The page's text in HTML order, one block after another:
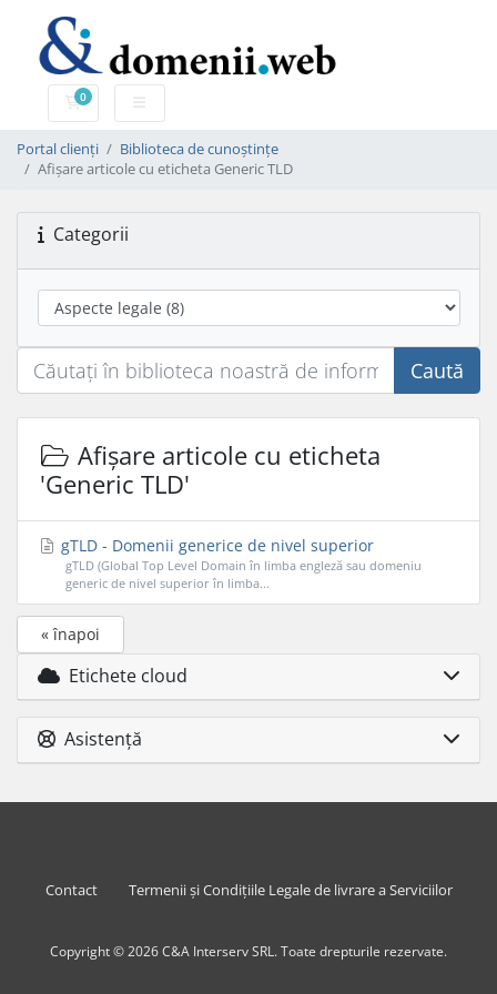
0
Coș de cumpărături
Portal clienți
Biblioteca de cunoștințe
Afișare articole cu eticheta Generic TLD
Categorii
Caută
Afișare articole cu eticheta
'Generic TLD'
gTLD - Domenii generice de nivel superior
gTLD (Global Top Level Domain în limba engleză sau domeniu
generic de nivel superior în limba...
« înapoi
Etichete cloud
Asistență
Contact Termenii și Condițiile Legale de livrare a Serviciilor
Copyright © 2026 C&A Interserv SRL. Toate drepturile rezervate.